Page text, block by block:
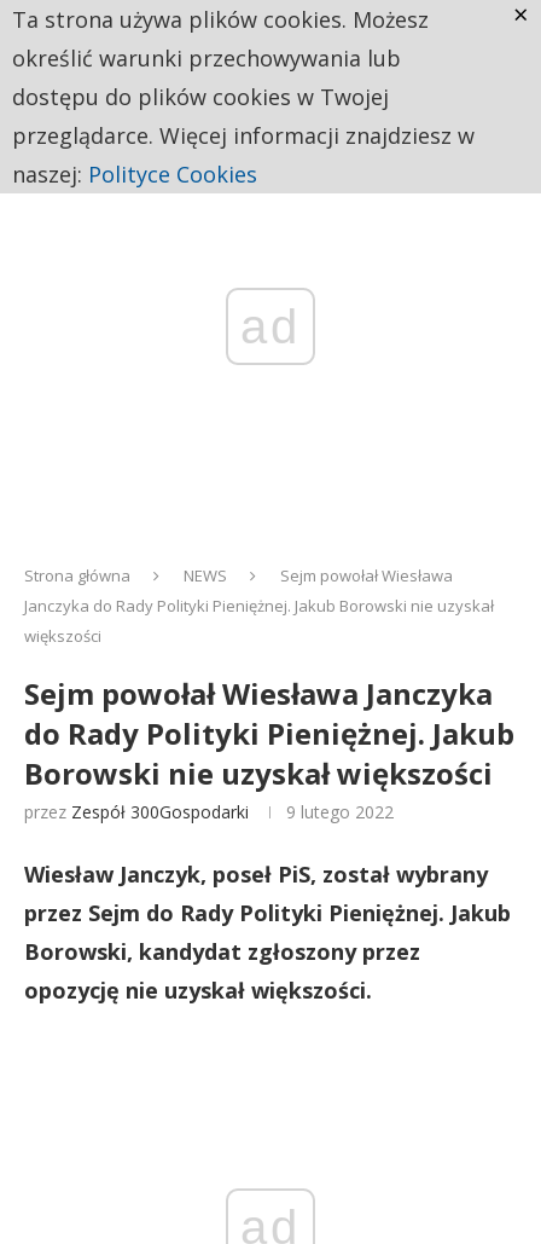
ad
Strona główna NEWS
Sejm powołał Wiesława
Janczyka do Rady Polityki Pieniężnej. Jakub Borowski nie uzyskał
większości
Sejm powołał Wiesława Janczyka
do Rady Polityki Pieniężnej. Jakub
Borowski nie uzyskał większości
przez Zespół 300Gospodarki 9 lutego 2022
Wiesław Janczyk, poseł PiS, został wybrany
przez Sejm do Rady Polityki Pieniężnej. Jakub
Borowski, kandydat zgłoszony przez
opozycję nie uzyskał większości.
ad
Ta strona używa plików cookies. Możesz
określić warunki przechowywania lub
dostępu do plików cookies w Twojej
przeglądarce. Więcej informacji znajdziesz w
naszej: Polityce Cookies
×